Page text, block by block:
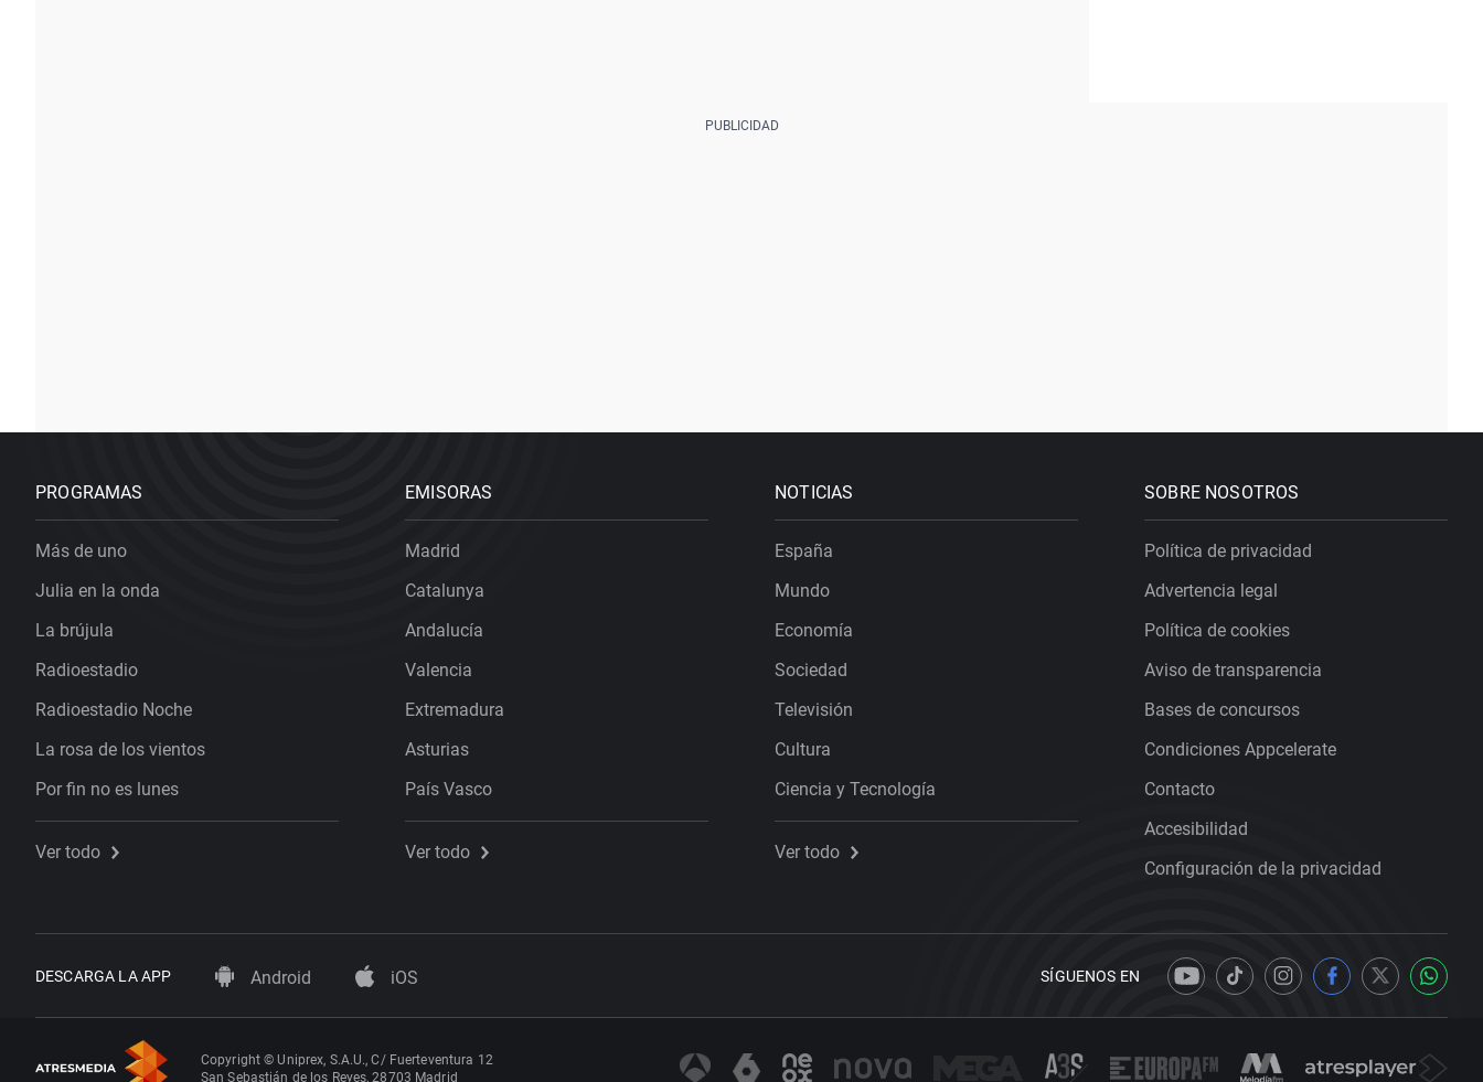
PROGRAMAS
Más de uno
Julia en la onda
La brújula
Radioestadio
Radioestadio Noche
La rosa de los vientos
Por fin no es lunes
Ver todo
EMISORAS
Madrid
Catalunya
Andalucía
Valencia
Extremadura
Asturias
País Vasco
Ver todo
NOTICIAS
España
Mundo
Economía
Sociedad
Televisión
Cultura
Ciencia y Tecnología
Ver todo
SOBRE NOSOTROS
Política de privacidad
Advertencia legal
Política de cookies
Aviso de transparencia
Bases de concursos
Condiciones Appcelerate
Contacto
Accesibilidad
Configuración de la privacidad
DESCARGA LA APP Android iOS SÍGUENOS EN
Copyright © Uniprex, S.A.U., C/ Fuerteventura 12
San Sebastián de los Reyes, 28703 Madrid